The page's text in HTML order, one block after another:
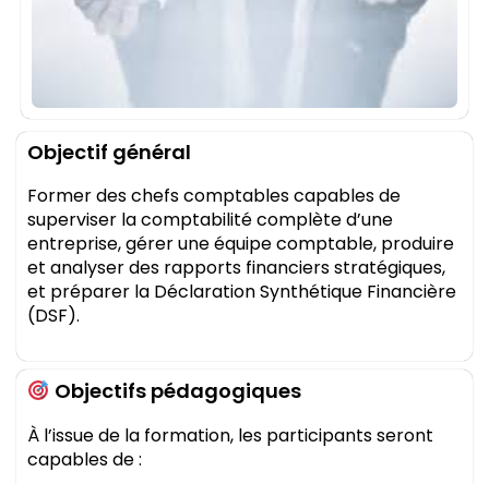
Objectif général
Former des chefs comptables capables de
superviser la comptabilité complète d’une
entreprise, gérer une équipe comptable, produire
et analyser des rapports financiers stratégiques,
et préparer la Déclaration Synthétique Financière
(DSF).
Objectifs pédagogiques
À l’issue de la formation, les participants seront
capables de :